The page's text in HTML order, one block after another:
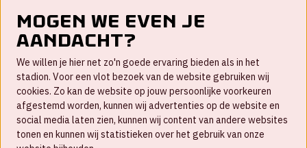
Werken bij
Disclaimer
Mogen we even je
aandacht?
We willen je hier net zo'n goede ervaring bieden als in het
stadion. Voor een vlot bezoek van de website gebruiken wij
cookies. Zo kan de website op jouw persoonlijke voorkeuren
afgestemd worden, kunnen wij advertenties op de website en
social media laten zien, kunnen wij content van andere websites
tonen en kunnen wij statistieken over het gebruik van onze